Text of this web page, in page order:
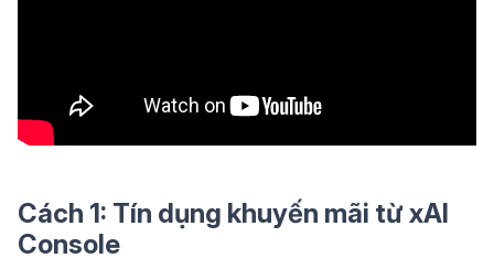
Cách 1: Tín dụng khuyến mãi từ xAI
Console